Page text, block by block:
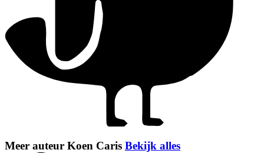
Meer auteur Koen Caris Bekijk alles